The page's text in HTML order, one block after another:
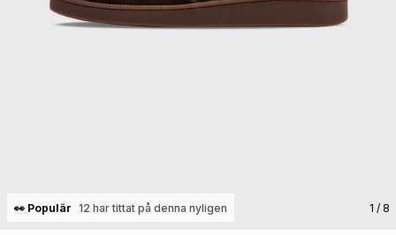
👀 Populär 12 har tittat på denna nyligen 1 / 8